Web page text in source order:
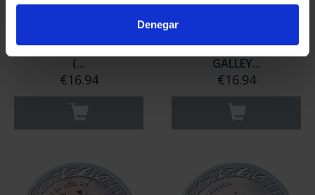
Denegar
NAVIGATION - SPANISH
IRONCLAD NUMANCIA
(...
€16.94
CENTURY SPANISH
GALLEY...
€16.94